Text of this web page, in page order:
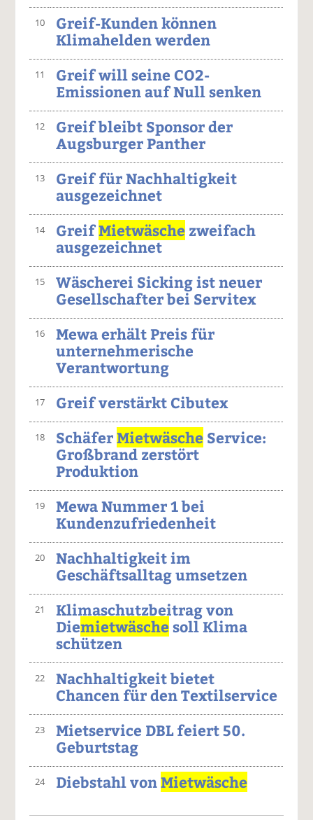
10
Greif-Kunden können
Klimahelden werden
11
Greif will seine CO2-
Emissionen auf Null senken
12
Greif bleibt Sponsor der
Augsburger Panther
13
Greif für Nachhaltigkeit
ausgezeichnet
14 GreifMietwäsche zweifach
ausgezeichnet
15
Wäscherei Sicking ist neuer
Gesellschafter bei Servitex
16
Mewa erhält Preis für
unternehmerische
Verantwortung
17 Greif verstärkt Cibutex
18 SchäferMietwäsche Service:
Großbrand zerstört
Produktion
19
Mewa Nummer 1 bei
Kundenzufriedenheit
20
Nachhaltigkeit im
Geschäftsalltag umsetzen
21
Klimaschutzbeitrag von
Diemietwäsche soll Klima
schützen
22
Nachhaltigkeit bietet
Chancen für den Textilservice
23
Mietservice DBL feiert 50.
Geburtstag
24 Diebstahl vonMietwäsche